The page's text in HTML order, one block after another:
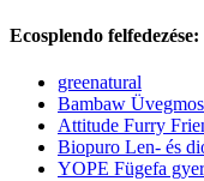
Ecosplendo felfedezése:
greenatural
Bambaw
Attitude Furry
Biopuro Len- és
YOPE Fügefa